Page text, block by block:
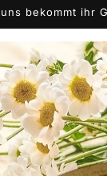
bekommt ihr